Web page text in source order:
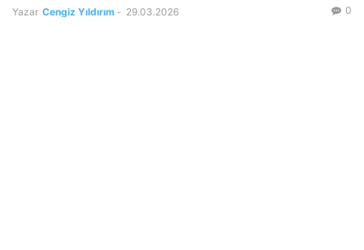
Yazar Cengiz Yıldırım - 29.03.2026 0